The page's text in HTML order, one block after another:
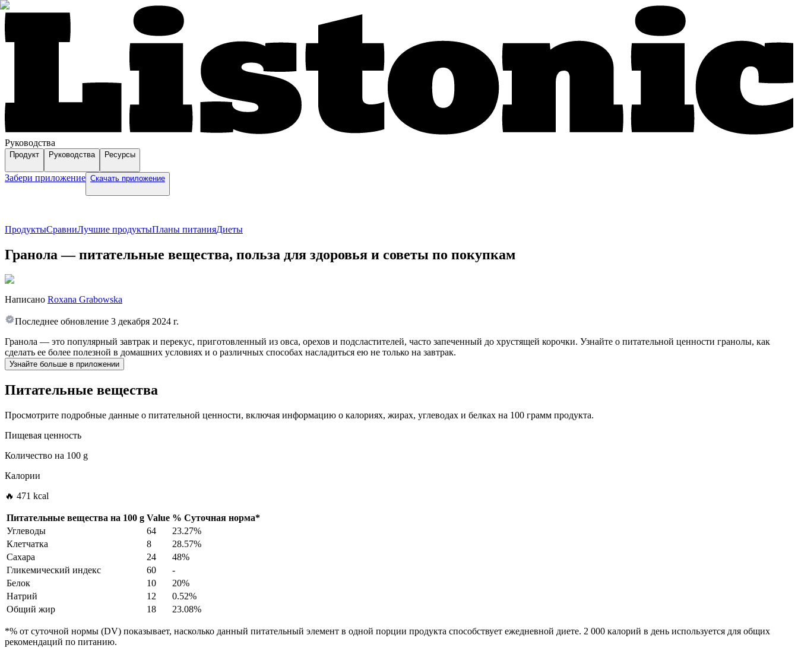
Руководства
Продукт Руководства Ресурсы
Забери приложение Скачать приложение
ПродуктыСравниЛучшие продуктыПланы питанияДиеты
Гранола — питательные вещества, польза для здоровья и советы по покупкам
Написано Roxana Grabowska
Последнее обновление 3 декабря 2024 г.
Гранола — это популярный завтрак и перекус, приготовленный из овса, орехов и подсластителей, часто запеченный до хрустящей корочки. Узнайте о питательной ценности гранолы, как
сделать ее более полезной в домашних условиях и о различных способах насладиться ею не только на завтрак.
Узнайте больше в приложении
Питательные вещества
Просмотрите подробные данные о питательной ценности, включая информацию о калориях, жирах, углеводах и белках на 100 грамм продукта.
Пищевая ценность
Количество на 100 g
Калории
🔥 471 kcal
Питательные вещества на 100 g Value % Суточная норма*
Углеводы
64
23.27%
Клетчатка
8
28.57%
Сахара
24
48%
Гликемический индекс
60
-
Белок
10
20%
Натрий
12
0.52%
Общий жир
18 23.08%
*% от суточной нормы (DV) показывает, насколько данный питательный элемент в одной порции продукта способствует ежедневной диете. 2 000 калорий в день используется для общих
рекомендаций по питанию.